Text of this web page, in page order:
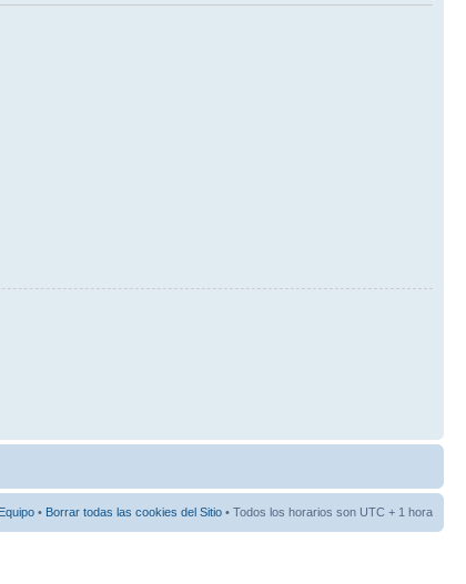
• Borrar todas las cookies del Sitio • Todos los horarios son UTC + 1 hora